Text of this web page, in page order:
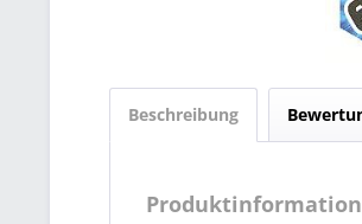
Beschreibung